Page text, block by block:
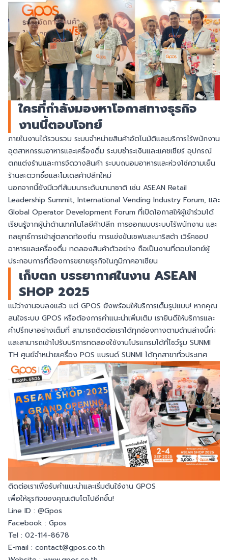
ใครที่กำลังมองหาโอกาสทางธุรกิจ
งานนี้ตอบโจทย์
ภายในงานได้รวบรวม ระบบจำหน่ายสินค้าอัตโนมัติและบริการไร้พนักงาน
อุตสาหกรรมอาหารและเครื่องดื่ม ระบบชำระเงินและแคชเชียร์ อุปกรณ์
ตกแต่งร้านและการจัดวางสินค้า ระบบถนอมอาหารและห่วงโซ่ความเย็น
ร้านสะดวกซื้อและโมเดลค้าปลีกใหม่
นอกจากนี้ยังมีเวทีสัมมนาระดับนานาชาติ เช่น ASEAN Retail
Leadership Summit, International Vending Industry Forum, และ
Global Operator Development Forum ที่เปิดโอกาสให้ผู้เข้าร่วมได้
เรียนรู้จากผู้นำด้านเทคโนโลยีค้าปลีก การออกแบบระบบไร้พนักงาน และ
กลยุทธ์การเข้าสู่ตลาดท้องถิ่น การแข่งขันเซฟและบาริสต้า เวิร์คชอป
อาหารและเครื่องดื่ม ทดลองสินค้าตัวอย่าง ถือเป็นงานที่ตอบโจทย์ผู้
ประกอบการที่ต้องการขยายธุรกิจในภูมิภาคอาเซียน
เก็บตก บรรยากาศในงาน ASEAN
SHOP 2025
แม้ว่างานจบลงแล้ว แต่ GPOS ยังพร้อมให้บริการเต็มรูปแบบ! หากคุณ
สนใจระบบ GPOS หรือต้องการคำแนะนำเพิ่มเติม เรายินดีให้บริการและ
คำปรึกษาอย่างเต็มที่ สามารถติดต่อเราได้ทุกช่องทางตามด้านล่างนี้ค่ะ
และสามารถเข้าไปรับบริการทดลองใช้งานโปรแกรมได้ที่โชว์รูม SUNMI
TH ศูนย์จำหน่ายเครื่อง POS แบรนด์ SUNMI ได้ทุกสาขาทั่วประเทศ
ติดต่อเราเพื่อรับคำแนะนำและเริ่มต้นใช้งาน GPOS
เพื่อให้ธุรกิจของคุณเติบโตไปอีกขั้น!
Line ID : @Gpos
Facebook : Gpos
Tel : 02-114-8678
E-mail : contact@gpos.co.th